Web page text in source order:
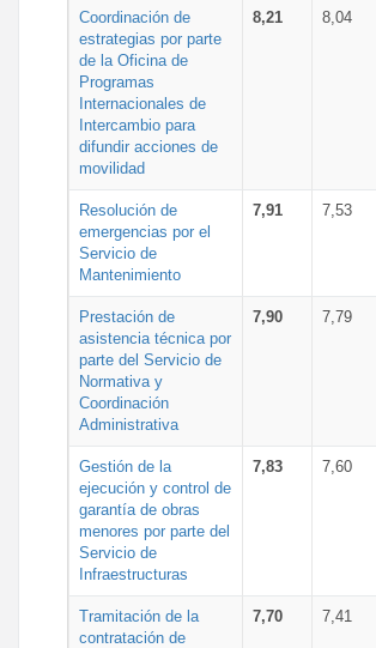
Coordinación de
estrategias por parte
de la Oficina de
Programas
Internacionales de
Intercambio para
difundir acciones de
movilidad
8,21 8,04
Resolución de
emergencias por el
Servicio de
Mantenimiento
7,91 7,53
Prestación de
asistencia técnica por
parte del Servicio de
Normativa y
Coordinación
Administrativa
7,90 7,79
Gestión de la
ejecución y control de
garantía de obras
menores por parte del
Servicio de
Infraestructuras
7,83 7,60
Tramitación de la
contratación de
7,70 7,41